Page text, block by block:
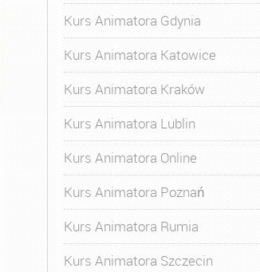
Kurs Animatora Gdynia
Kurs Animatora Katowice
Kurs Animatora Kraków
Kurs Animatora Lublin
Kurs Animatora Online
Kurs Animatora Poznań
Kurs Animatora Rumia
Kurs Animatora Szczecin